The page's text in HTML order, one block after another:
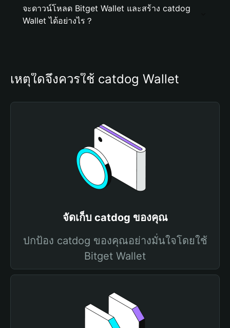
จะดาวน์โหลด Bitget Wallet และสร้าง catdog
Wallet ได้อย่างไร？
เหตุใดจึงควรใช้ catdog Wallet
จัดเก็บ catdog ของคุณ
ปกป้อง catdog ของคุณอย่างมั่นใจโดยใช้
Bitget Wallet